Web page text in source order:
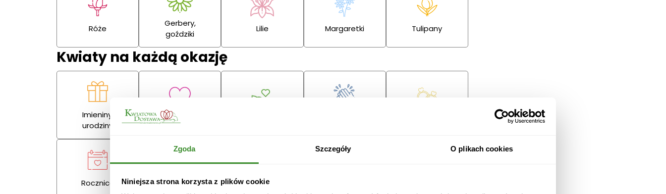
Zgoda Szczegóły O plikach cookies
Niniejsza strona korzysta z plików cookie
Róże
Gerbery,
goździki
Lilie Margaretki Tulipany
Kwiaty na każdą okazję
Imieniny,
urodziny
Miłość
Rocznica Kondolencje Podziękowania